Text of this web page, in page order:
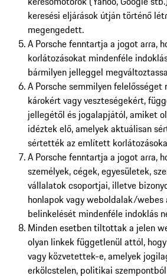
keresési eljárások útján történő
megengedett.
A Porsche fenntartja a jogot arra,
korlátozásokat mindenféle
bármilyen jelleggel
A Porsche semmilyen felelősséget
károkért vagy veszteségekért,
jellegétől és jogalapjától, amiket
idéztek elő, amelyek aktuálisan
sértették az említett
A Porsche fenntartja a jogot arra,
személyek, cégek, egyesületek,
vállalatok csoportjai, illetve
honlapok vagy weboldalak/webes
belinkelését mindenféle indoklás
Minden esetben tiltottak a jelen
olyan linkek függetlenül attól,
vagy közvetettek-e, amelyek
erkölcstelen, politikai